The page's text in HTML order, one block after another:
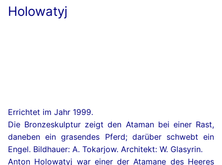
Holowatyj
Errichtet im Jahr 1999.
Die Bronzeskulptur zeigt den Ataman bei einer Rast,
daneben ein grasendes Pferd; darüber schwebt ein
Engel. Bildhauer: A. Tokarjow. Architekt: W. Glasyrin.
Anton Holowatyj war einer der Atamane des Heeres